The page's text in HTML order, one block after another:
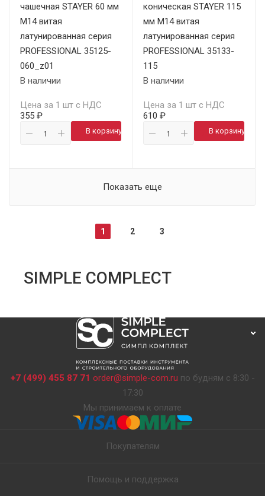
чашечная STAYER 60 мм
М14 витая
латунированная серия
PROFESSIONAL 35125-
060_z01
В наличии
Цена за 1 шт с НДС
355 ₽
В корзину
коническая STAYER 115
мм М14 витая
латунированная серия
PROFESSIONAL 35133-
115
В наличии
Цена за 1 шт с НДС
610 ₽
В корзину
Показать еще
1 2 3
SIMPLE COMPLECT
+7 (499) 455 87 71 order@simple-com.ru по будням с 8:30 -
17:30
Мы принимаем к оплате
Покупателям
Помощь и поддержка